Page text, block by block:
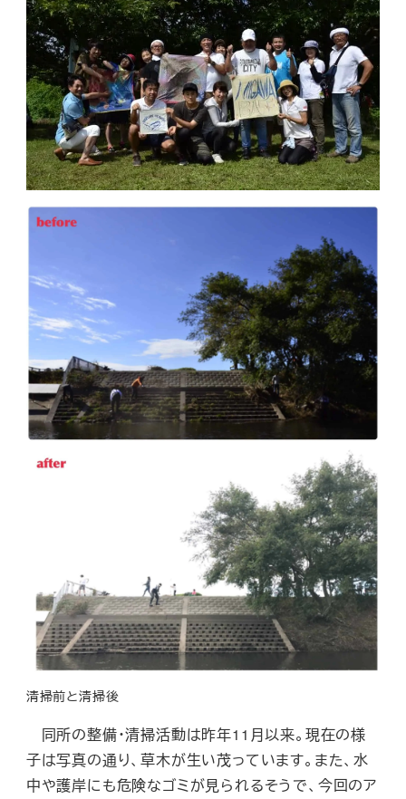
清掃前と清掃後
同所の整備・清掃活動は昨年11月以来。現在の様
子は写真の通り、草木が生い茂っています。また、水
中や護岸にも危険なゴミが見られるそうで、今回のア